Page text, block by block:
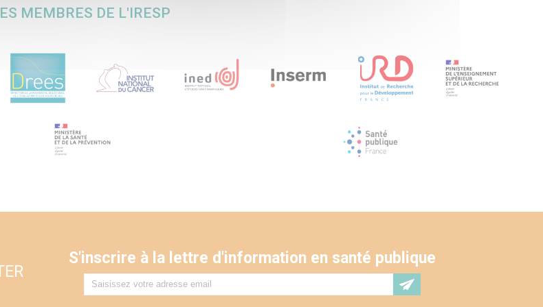
MEMBRES DE L'IRESP
S'inscrire à la lettre d'information en santé publique